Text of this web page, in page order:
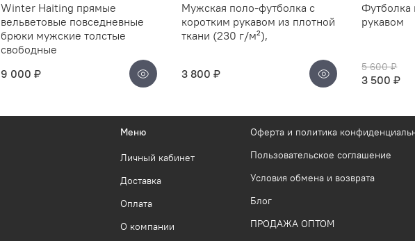
Winter Haiting прямые
вельветовые повседневные
брюки мужские толстые
свободные
9 000 ₽
Мужская поло-футболка с
коротким рукавом из плотной
ткани (230 г/м²),
3 800 ₽
Футболка
рукавом
5 600 ₽
3 500 ₽
Меню
Личный кабинет
Доставка
Оплата
О компании
Оферта и политика
Пользовательское соглашение
Условия обмена и возврата
Блог
ПРОДАЖА ОПТОМ